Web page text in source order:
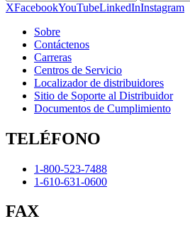
XFacebookYouTubeLinkedInInstagram
Sobre
Contáctenos
Carreras
Centros de Servicio
Localizador de distribuidores
Sitio de Soporte al Distribuidor
Documentos de Cumplimiento
TELÉFONO
1-800-523-7488
1-610-631-0600
FAX